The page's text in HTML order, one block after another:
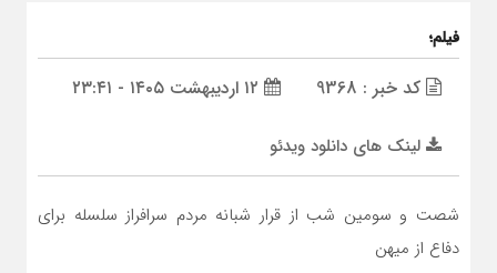
فیلم؛
کد خبر : 9368
لینک های دانلود ویدئو
شصت و سومین شب از قرار شبانه مردم سرافراز سلسله برای
دفاع از میهن